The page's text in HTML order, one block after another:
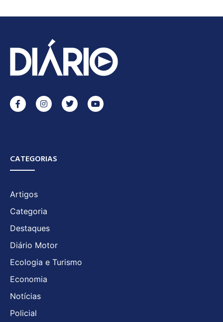
CATEGORIAS
Artigos
Categoria
Destaques
Diário Motor
Ecologia e Turismo
Economia
Notícias
Policial